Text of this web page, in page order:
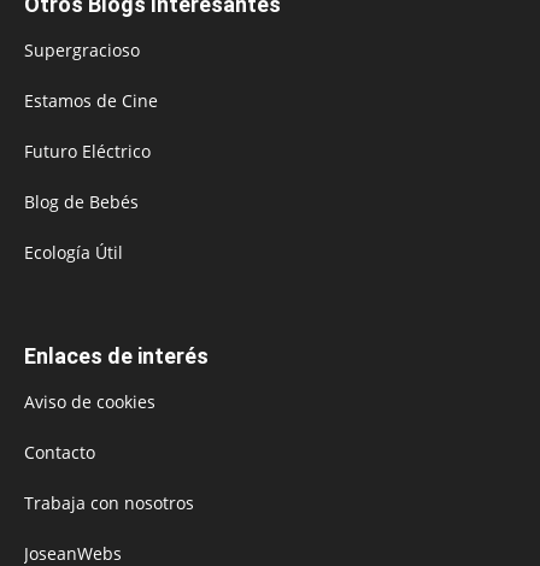
Supergracioso
Estamos de Cine
Futuro Eléctrico
Blog de Bebés
Ecología Útil
Enlaces de interés
Aviso de cookies
Contacto
Trabaja con nosotros
JoseanWebs